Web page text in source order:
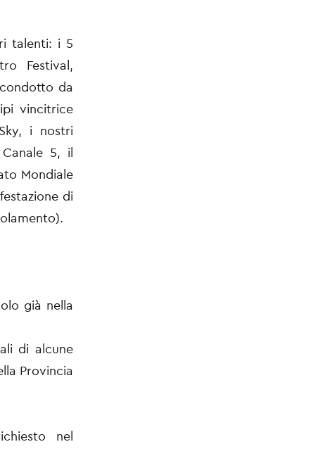
talenti: i 5
Festival,
da
vincitrice
i nostri
5, il
Mondiale
di
già nella
di alcune
Provincia
nel